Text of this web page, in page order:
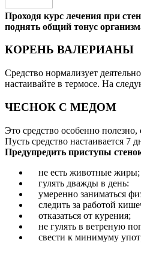
Проходя курс лечения при
поднять общий тонус
КОРЕНЬ ВАЛЕРИАНЫ
Средство нормализует
настаивайте в термосе. На
ЧЕСНОК С МЕДОМ
Это средство особенно
Пусть средство настаивается
Предупредить приступы
не есть животные жиры;
гулять дважды в день:
умеренно заниматься
следить за работой
отказаться от курения;
не гулять в ветреную
свести к минимуму